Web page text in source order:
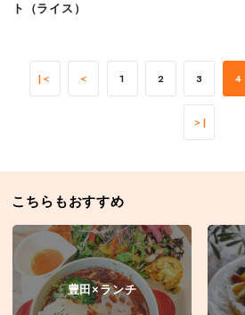
ト（ライス）
|＜ ＜ 1 2 3 4
＞|
こちらもおすすめ
豊田×ランチ